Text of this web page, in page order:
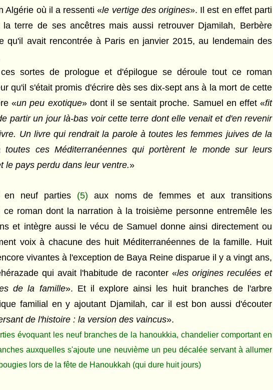
Algérie où il a ressenti «le vertige des origines». Il est en effet parti
la terre de ses ancêtres mais aussi retrouver Djamilah, Berbère
qu'il avait rencontrée à Paris en janvier 2015, au lendemain des
sortes de prologue et d'épilogue se déroule tout ce roman
qu'il s'était promis d'écrire dès ses dix-sept ans à la mort de cette
«un peu exotique» dont il se sentait proche. Samuel en effet «fit
partir un jour là-bas voir cette terre dont elle venait et d'en revenir
Un livre qui rendrait la parole à toutes les femmes juives de la
toutes ces Méditerranéennes qui portèrent le monde sur leurs
le pays perdu dans leur ventre.»
en neuf parties (5) aux noms de femmes et aux transitions
ce roman dont la narration à la troisième personne entremêle les
et intègre aussi le vécu de Samuel donne ainsi directement ou
voix à chacune des huit Méditerranéennes de la famille. Huit
vivantes à l'exception de Baya Reine disparue il y a vingt ans,
qui avait l'habitude de raconter «les origines reculées et
de la famille». Et il explore ainsi les huit branches de l'arbre
familial en y ajoutant Djamilah, car il est bon aussi d'écouter
de l'histoire : la version des vaincus».
évoquant les neuf branches de la hanoukkia, chandelier comportant en
auxquelles s'ajoute une neuvième un peu décalée servant à allumer
lors de la fête de Hanoukkah (qui dure huit jours)